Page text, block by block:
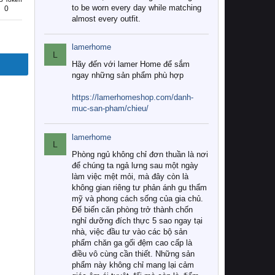
0
to be worn every day while matching
almost every outfit.
L
lamerhome
Hãy đến với lamer Home để sắm
ngay những sản phẩm phù hợp
https://lamerhomeshop.com/danh-
muc-san-pham/chieu/
L
lamerhome
Phòng ngủ không chỉ đơn thuần là nơi
để chúng ta ngả lưng sau một ngày
làm việc mệt mỏi, mà đây còn là
không gian riêng tư phản ánh gu thẩm
mỹ và phong cách sống của gia chủ.
Để biến căn phòng trở thành chốn
nghỉ dưỡng đích thực 5 sao ngay tại
nhà, việc đầu tư vào các bộ sản
phẩm chăn ga gối đệm cao cấp là
điều vô cùng cần thiết. Những sản
phẩm này không chỉ mang lại cảm